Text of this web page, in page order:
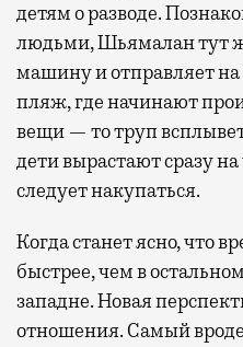
детям о разводе.
людьми, Шьямалан тут
машину и отправляет
пляж, где начинают
вещи — то труп
дети вырастают сразу
следует накупаться.
Когда станет ясно, что
быстрее, чем в
западне. Новая
отношения. Самый